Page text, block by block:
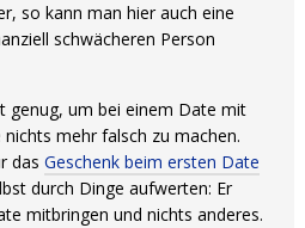
so kann man hier auch eine
schwächeren Person
genug, um bei einem Date mit
mehr falsch zu machen.
dasGeschenk beim ersten Date
durch Dinge aufwerten: Er
mitbringen und nichts anderes.